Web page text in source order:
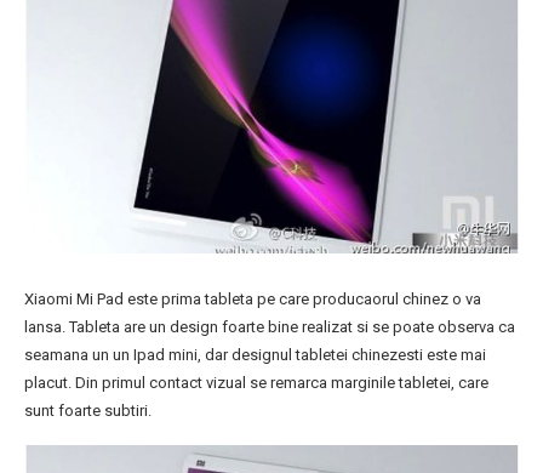
Xiaomi Mi Pad este prima tableta pe care producaorul chinez o va
lansa. Tableta are un design foarte bine realizat si se poate observa ca
seamana un un Ipad mini, dar designul tabletei chinezesti este mai
placut. Din primul contact vizual se remarca marginile tabletei, care
sunt foarte subtiri.